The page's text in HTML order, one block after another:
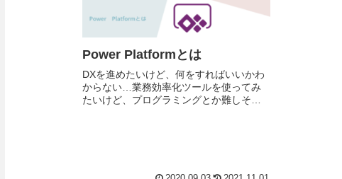
Power Platformとは
DXを進めたいけど、何をすればいいかわ
からない…業務効率化ツールを使ってみ
たいけど、プログラミングとか難しそう